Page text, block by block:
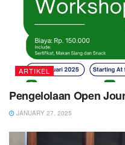
ARTIKEL
Pengelolaan Open
JANUARY 27, 2025